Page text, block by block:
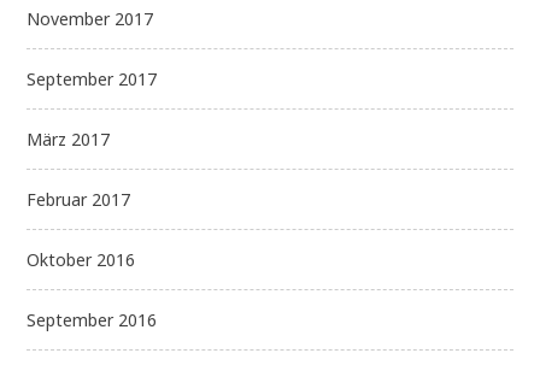
November 2017
September 2017
März 2017
Februar 2017
Oktober 2016
September 2016